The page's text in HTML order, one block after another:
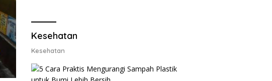
Lobster 50 Gram
Kesehatan
Kesehatan